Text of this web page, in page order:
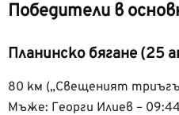
Победители в
Планинско бягане (25
80 км („Свещеният
Мъже: Георги Илиев –